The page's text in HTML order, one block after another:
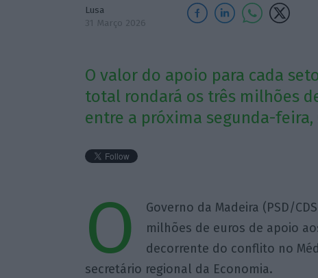
Lusa
31 Março 2026
O valor do apoio para cada
total rondará os três milhões
entre a próxima segunda-
O
Governo da Madeira (PSD/
milhões de euros de apoio
decorrente do conflito no
secretário regional da Economia.